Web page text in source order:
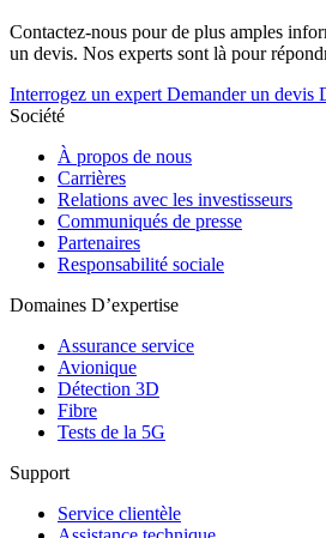
Contactez-nous pour de plus amples
un devis. Nos experts sont là pour
Interrogez un expert Demander un devis
Société
À propos de nous
Carrières
Relations avec les investisseurs
Communiqués de presse
Partenaires
Responsabilité sociale
Domaines D’expertise
Assurance service
Avionique
Détection 3D
Fibre
Tests de la 5G
Support
Service clientèle